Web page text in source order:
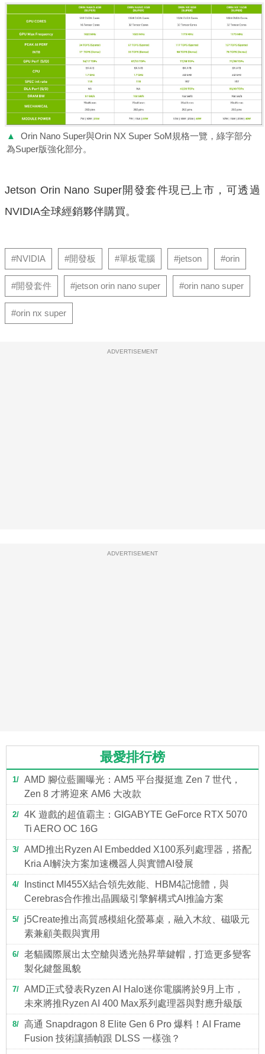
▲
Orin Nano Super與Orin NX Super SoM規格一覽，綠字部分
為Super版強化部分。
Jetson Orin Nano Super開發套件現已上市，可透過
NVIDIA全球經銷夥伴購買。
#NVIDIA #開發板 #單板電腦 #jetson #orin
#開發套件 #jetson orin nano super #orin nano super
#orin nx super
ADVERTISEMENT
ADVERTISEMENT
最愛排行榜
1
AMD 腳位藍圖曝光：AM5 平台擬挺進 Zen 7 世代，
Zen 8 才將迎來 AM6 大改款
2
4K 遊戲的超值霸主：GIGABYTE GeForce RTX 5070
Ti AERO OC 16G
3
AMD推出Ryzen AI Embedded X100系列處理器，搭配
Kria AI解決方案加速機器人與實體AI發展
4
Instinct MI455X結合領先效能、HBM4記憶體，與
Cerebras合作推出晶圓級引擎解構式AI推論方案
5
j5Create推出高質感模組化螢幕桌，融入木紋、磁吸元
素兼顧美觀與實用
6
老貓國際展出太空艙與透光熱昇華鍵帽，打造更多變客
製化鍵盤風貌
7
AMD正式發表Ryzen AI Halo迷你電腦將於9月上市，
未來將推Ryzen AI 400 Max系列處理器與對應升級版
8
高通 Snapdragon 8 Elite Gen 6 Pro 爆料！AI Frame
Fusion 技術讓插幀跟 DLSS 一樣強？